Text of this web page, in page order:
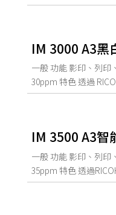
IM 3000 A3黑
一般 功能 影印、列印
30ppm 特色 透過
IM 3500 A3智
一般 功能 影印、列印
35ppm 特色 透過